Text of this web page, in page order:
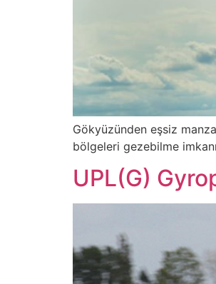
Gökyüzünden eşsiz
bölgeleri gezebilme
UPL(G)